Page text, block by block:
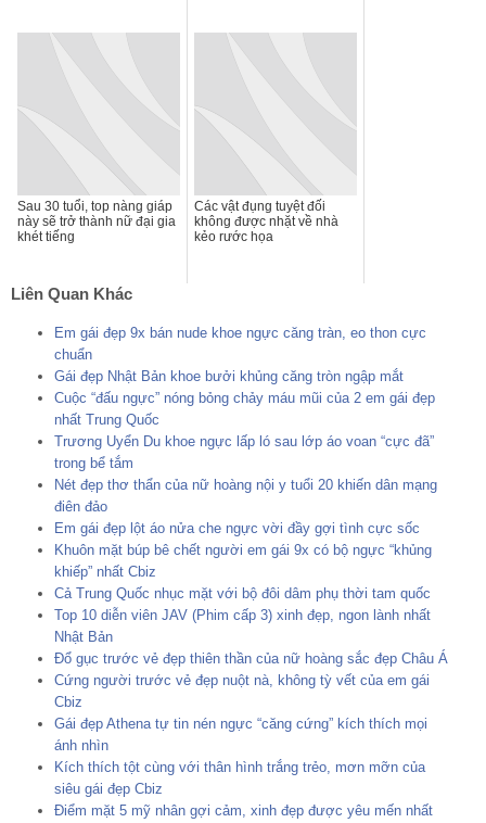
Sau 30 tuổi, top nàng giáp
này sẽ trở thành nữ đại gia
khét tiếng
Các vật đụng tuyệt đối
không được nhặt về nhà
kẻo rước họa
Liên Quan Khác
Em gái đẹp 9x bán nude khoe ngực căng tràn, eo thon cực
chuẩn
Gái đẹp Nhật Bản khoe bưởi khủng căng tròn ngập mắt
Cuộc “đấu ngực” nóng bỏng chảy máu mũi của 2 em gái đẹp
nhất Trung Quốc
Trương Uyển Du khoe ngực lấp ló sau lớp áo voan “cực đã”
trong bể tắm
Nét đẹp thơ thẩn của nữ hoàng nội y tuổi 20 khiến dân mạng
điên đảo
Em gái đẹp lột áo nửa che ngực vời đầy gợi tình cực sốc
Khuôn mặt búp bê chết người em gái 9x có bộ ngực “khủng
khiếp” nhất Cbiz
Cả Trung Quốc nhục mặt với bộ đôi dâm phụ thời tam quốc
Top 10 diễn viên JAV (Phim cấp 3) xinh đẹp, ngon lành nhất
Nhật Bản
Đổ gục trước vẻ đẹp thiên thần của nữ hoàng sắc đẹp Châu Á
Cứng người trước vẻ đẹp nuột nà, không tỳ vết của em gái
Cbiz
Gái đẹp Athena tự tin nén ngực “căng cứng” kích thích mọi
ánh nhìn
Kích thích tột cùng với thân hình trắng trẻo, mơn mỡn của
siêu gái đẹp Cbiz
Điểm mặt 5 mỹ nhân gợi cảm, xinh đẹp được yêu mến nhất